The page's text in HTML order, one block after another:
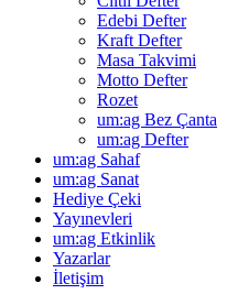
Edebi Defter
Kraft Defter
Masa Takvimi
Motto Defter
Rozet
um:ag Bez Çanta
um:ag Defter
um:ag Sahaf
um:ag Sanat
Hediye Çeki
Yayınevleri
um:ag Etkinlik
Yazarlar
İletişim